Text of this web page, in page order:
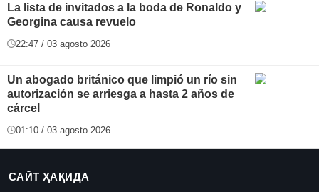
La lista de invitados a la boda de Ronaldo y
Georgina causa revuelo
22:47 / 03 agosto 2026
Un abogado británico que limpió un río sin
autorización se arriesga a hasta 2 años de
cárcel
01:10 / 03 agosto 2026
САЙТ ҲАҚИДА